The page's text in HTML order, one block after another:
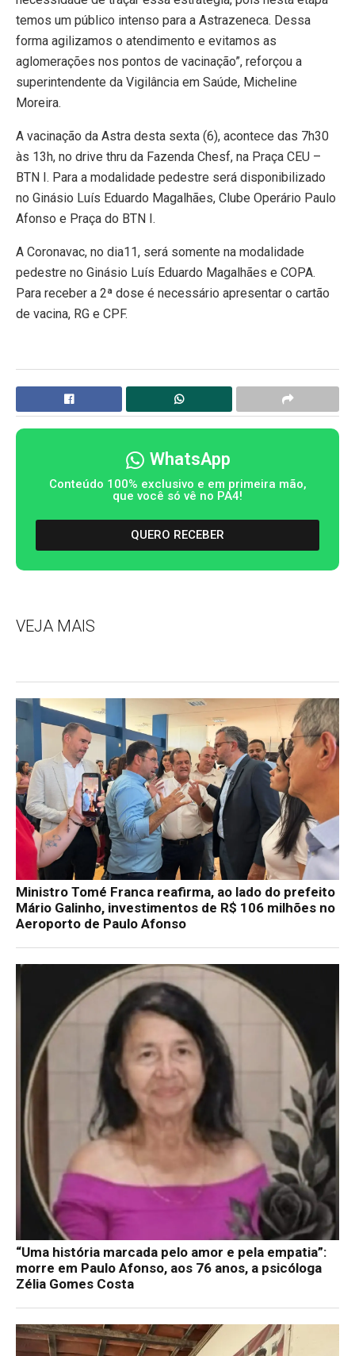
temos um público intenso para a Astrazeneca. Dessa
forma agilizamos o atendimento e evitamos as
aglomerações nos pontos de vacinação”, reforçou a
superintendente da Vigilância em Saúde, Micheline
Moreira.
A vacinação da Astra desta sexta (6), acontece das 7h30
às 13h, no drive thru da Fazenda Chesf, na Praça CEU –
BTN I. Para a modalidade pedestre será disponibilizado
no Ginásio Luís Eduardo Magalhães, Clube Operário Paulo
Afonso e Praça do BTN I.
A Coronavac, no dia11, será somente na modalidade
pedestre no Ginásio Luís Eduardo Magalhães e COPA.
Para receber a 2ª dose é necessário apresentar o cartão
de vacina, RG e CPF.
WhatsApp
Conteúdo 100% exclusivo e em primeira mão,
que você só vê no PA4!
QUERO RECEBER
VEJA MAIS
Ministro Tomé Franca reafirma, ao lado do prefeito
Mário Galinho, investimentos de R$ 106 milhões no
Aeroporto de Paulo Afonso
“Uma história marcada pelo amor e pela empatia”:
morre em Paulo Afonso, aos 76 anos, a psicóloga
Zélia Gomes Costa